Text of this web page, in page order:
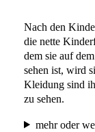
Nach den
die nette
dem sie auf
sehen ist, wird
Kleidung sind
zu sehen.
mehr oder